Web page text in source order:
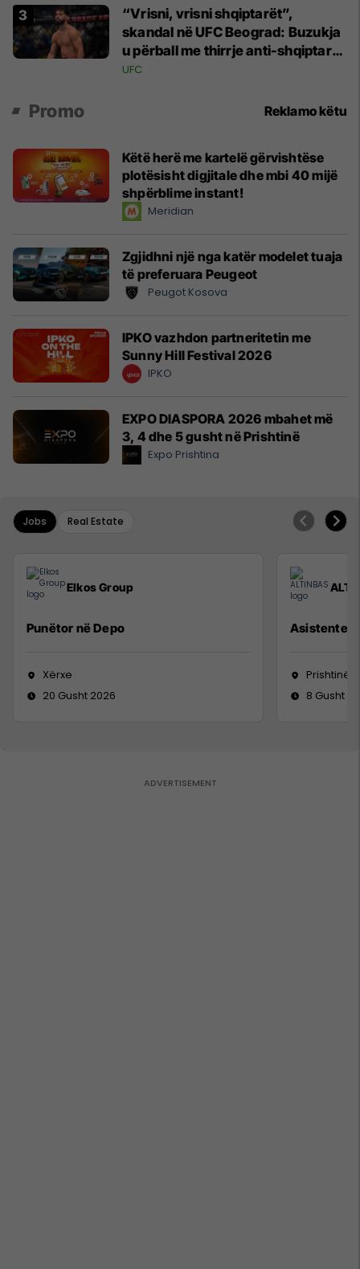
“Vrisni, vrisni shqiptarët”,
skandal në UFC Beograd: Buzukja
u përball me thirrje anti-shqiptare
nga tribunat
UFC
Promo Reklamo këtu
Këtë herë me kartelë gërvishtëse
plotësisht digjitale dhe mbi 40 mijë
shpërblime instant!
Meridian
Zgjidhni një nga katër modelet tuaja
të preferuara Peugeot
Peugot Kosova
IPKO vazhdon partneritetin me
Sunny Hill Festival 2026
IPKO
EXPO DIASPORA 2026 mbahet më
3, 4 dhe 5 gusht në Prishtinë
Expo Prishtina
Jobs Real Estate
Elkos Group
Punëtor në Depo
Xërxe
20 Gusht 2026
Asistente
Prishtinë
8 Gusht